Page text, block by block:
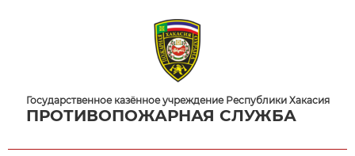
Государственное казённое учреждение Республики Хакасия
ПРОТИВОПОЖАРНАЯ СЛУЖБА